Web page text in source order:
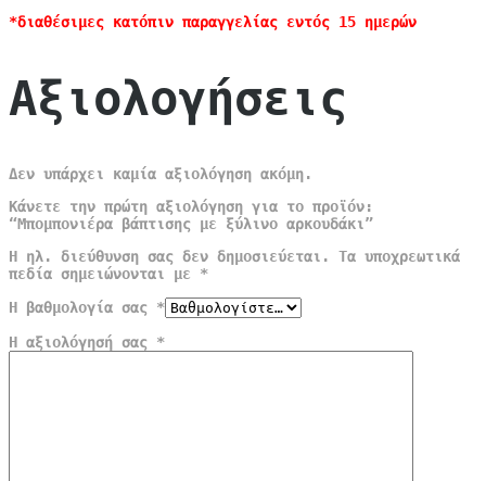
*διαθέσιμες κατόπιν παραγγελίας εντός 15 ημερών
Αξιολογήσεις
Δεν υπάρχει καμία αξιολόγηση ακόμη.
Κάνετε την πρώτη αξιολόγηση για το προϊόν:
“Μπομπονιέρα βάπτισης με ξύλινο αρκουδάκι”
Η ηλ. διεύθυνση σας δεν δημοσιεύεται.
Τα υποχρεωτικά
πεδία σημειώνονται με *
Η βαθμολογία σας *
Η αξιολόγησή σας *